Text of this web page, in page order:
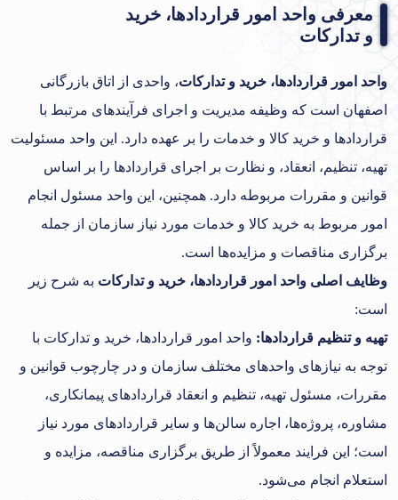
معرفی واحد امور قراردادها، خرید
و تدارکات
واحد امور قراردادها، خرید و تدارکات، واحدی از اتاق بازرگانی
اصفهان است که وظیفه مدیریت و اجرای فرآیندهای مرتبط با
قراردادها و خرید کالا و خدمات را بر عهده دارد. این واحد مسئولیت
تهیه، تنظیم، انعقاد، و نظارت بر اجرای قراردادها را بر اساس
قوانین و مقررات مربوطه دارد. همچنین، این واحد مسئول انجام
امور مربوط به خرید کالا و خدمات مورد نیاز سازمان از جمله
برگزاری مناقصات و مزایده‌ها است.
وظایف اصلی واحد امور قراردادها، خرید و تدارکات به شرح زیر
است:
تهیه و تنظیم قراردادها: واحد امور قراردادها، خرید و تدارکات با
توجه به نیازهای واحدهای مختلف سازمان و در چارچوب قوانین و
مقررات، مسئول تهیه، تنظیم و انعقاد قراردادهای پیمانکاری،
مشاوره، پروژه‌ها، اجاره سالن‌ها و سایر قراردادهای مورد نیاز
است؛ این فرایند معمولاً از طریق برگزاری مناقصه، مزایده و
استعلام انجام می‌شود.